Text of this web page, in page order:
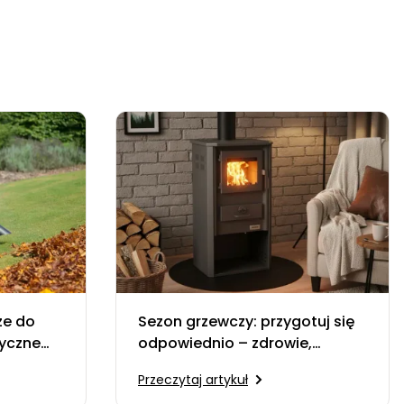
do
Sezon grzewczy: przygotuj się
odpowiednio – zdrowie,
Przeczytaj artykuł